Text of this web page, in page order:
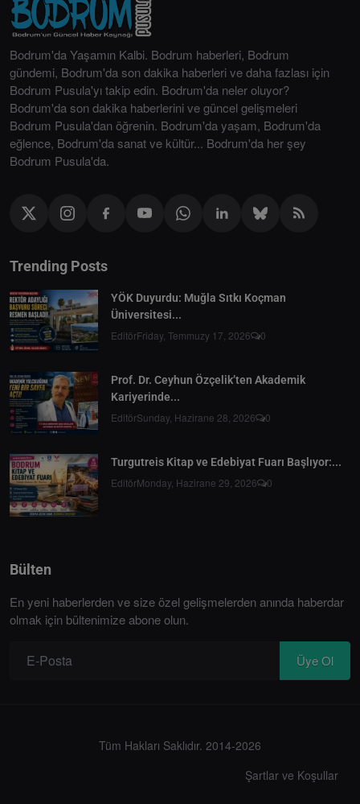
Bodrum'da Yaşamın Kalbi. Bodrum haberleri, Bodrum
gündemi, Bodrum'da son dakika haberleri ve daha fazlası için
Bodrum Pusula'yı takip edin. Bodrum'da neler oluyor?
Bodrum'da son dakika haberlerini ve güncel gelişmeleri
Bodrum Pusula'dan öğrenin. Bodrum'da yaşam, Bodrum'da
eğlence, Bodrum'da sanat ve kültür... Bodrum'da her şey
Bodrum Pusula'da.
Trending Posts
YÖK Duyurdu: Muğla Sıtkı Koçman
Üniversitesi...
EditörFriday, Temmuzy 17, 2026 0
Prof. Dr. Ceyhun Özçelik’ten Akademik
Kariyerinde...
EditörSunday, Hazirane 28, 2026 0
Turgutreis Kitap ve Edebiyat Fuarı Başlıyor:...
EditörMonday, Hazirane 29, 2026 0
Bülten
En yeni haberlerden ve size özel gelişmelerden anında haberdar
olmak için bültenimize abone olun.
Üye Ol
Tüm Hakları Saklıdır. 2014-2026
Şartlar ve Koşullar